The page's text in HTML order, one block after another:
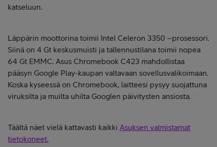
katseluun.
Läppärin moottorina toimii Intel Celeron 3350 –prosessori.
Siinä on 4 Gt keskusmuisti ja tallennustilana toimii nopea
64 Gt EMMC. Asus Chromebook C423 mahdollistaa
pääsyn Google Play-kaupan valtavaan sovellusvalikoimaan.
Koska kyseessä on Chromebook, laitteesi pysyy suojattuna
viruksilta ja muilta uhilta Googlen päivitysten ansiosta.
Täältä näet vielä kattavasti kaikki Asuksen valmistamat
tietokoneet.